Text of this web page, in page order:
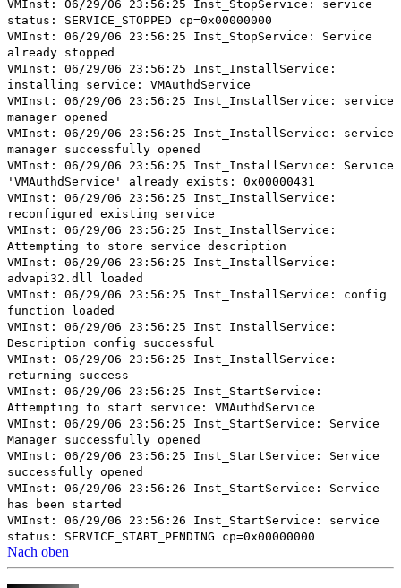
VMInst: 06/29/06 23:56:25 Inst_StopService: service
status: SERVICE_STOPPED cp=0x00000000
VMInst: 06/29/06 23:56:25 Inst_StopService: Service
already stopped
VMInst: 06/29/06 23:56:25 Inst_InstallService:
installing service: VMAuthdService
VMInst: 06/29/06 23:56:25 Inst_InstallService: service
manager opened
VMInst: 06/29/06 23:56:25 Inst_InstallService: service
manager successfully opened
VMInst: 06/29/06 23:56:25 Inst_InstallService: Service
'VMAuthdService' already exists: 0x00000431
VMInst: 06/29/06 23:56:25 Inst_InstallService:
reconfigured existing service
VMInst: 06/29/06 23:56:25 Inst_InstallService:
Attempting to store service description
VMInst: 06/29/06 23:56:25 Inst_InstallService:
advapi32.dll loaded
VMInst: 06/29/06 23:56:25 Inst_InstallService: config
function loaded
VMInst: 06/29/06 23:56:25 Inst_InstallService:
Description config successful
VMInst: 06/29/06 23:56:25 Inst_InstallService:
returning success
VMInst: 06/29/06 23:56:25 Inst_StartService:
Attempting to start service: VMAuthdService
VMInst: 06/29/06 23:56:25 Inst_StartService: Service
Manager successfully opened
VMInst: 06/29/06 23:56:25 Inst_StartService: Service
successfully opened
VMInst: 06/29/06 23:56:26 Inst_StartService: Service
has been started
VMInst: 06/29/06 23:56:26 Inst_StartService: service
status: SERVICE_START_PENDING cp=0x00000000
Nach oben